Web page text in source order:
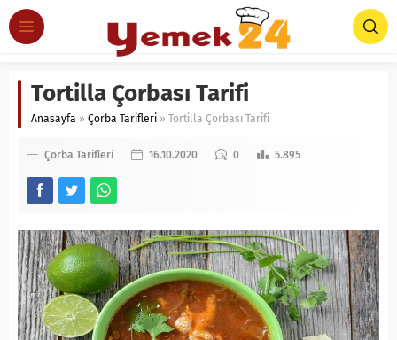
Tortilla Çorbası Tarifi
Anasayfa » Çorba Tarifleri » Tortilla Çorbası Tarifi
Çorba Tarifleri 16.10.2020 0 5.895